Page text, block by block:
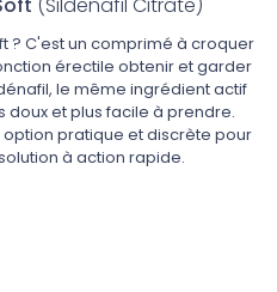
? C'est un comprimé à croquer
érectile obtenir et garder
le même ingrédient actif
doux et plus facile à prendre.
pratique et discrète pour
à action rapide.